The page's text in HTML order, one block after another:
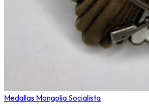
Medallas Mongolia Socialista